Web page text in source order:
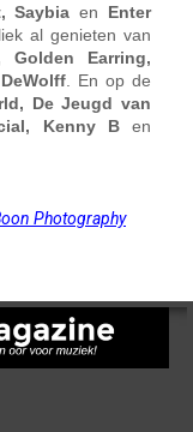
Saybiaen Enter
al genieten van
Golden Earring,
DeWolff. En op de
De Jeugd van
Kenny Ben
Photography